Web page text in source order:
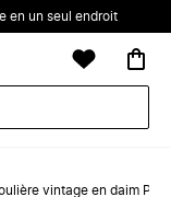
en un seul endroit
vintage en daim